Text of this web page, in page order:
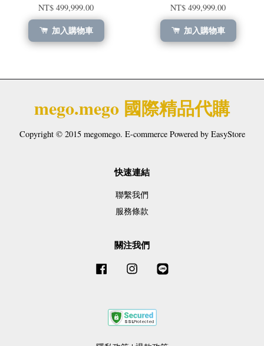
NT$ 499,999.00
加入購物車
NT$ 499,999.00
加入購物車
mego.mego 國際精品代購
Copyright © 2015 megomego. E-commerce Powered by EasyStore
快速連結
聯繫我們
服務條款
關注我們
Facebook Instagram